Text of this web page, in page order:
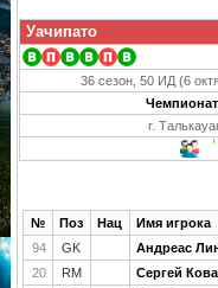
Уачипато
36 сезон, 50 ИД (6
г.
№ Поз Нац Имя игрока
94
GK Андреас
20
RM Сергей